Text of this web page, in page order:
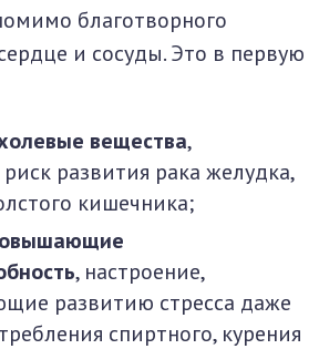
благотворного
и сосуды. Это в первую
вещества,
развития рака желудка,
кишечника;
, настроение,
развитию стресса даже
спиртного, курения